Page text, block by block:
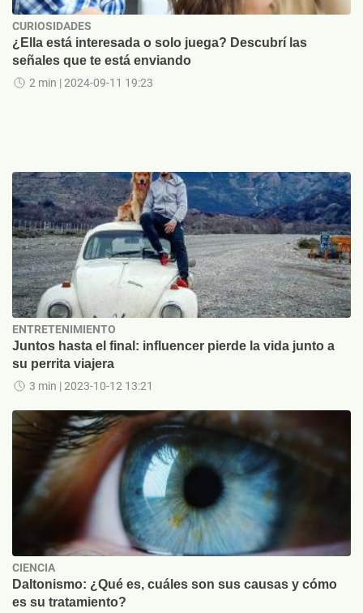
CURIOSIDADES
¿Ella está interesada o solo juega? Descubrí las
señales que te está enviando
2 min | 2024-09-11 19:23
ENTRETENIMIENTO
Juntos hasta el final: influencer pierde la vida junto a
su perrita viajera
3 min | 2023-10-12 13:21
CIENCIA
Daltonismo: ¿Qué es, cuáles son sus causas y cómo
es su tratamiento?